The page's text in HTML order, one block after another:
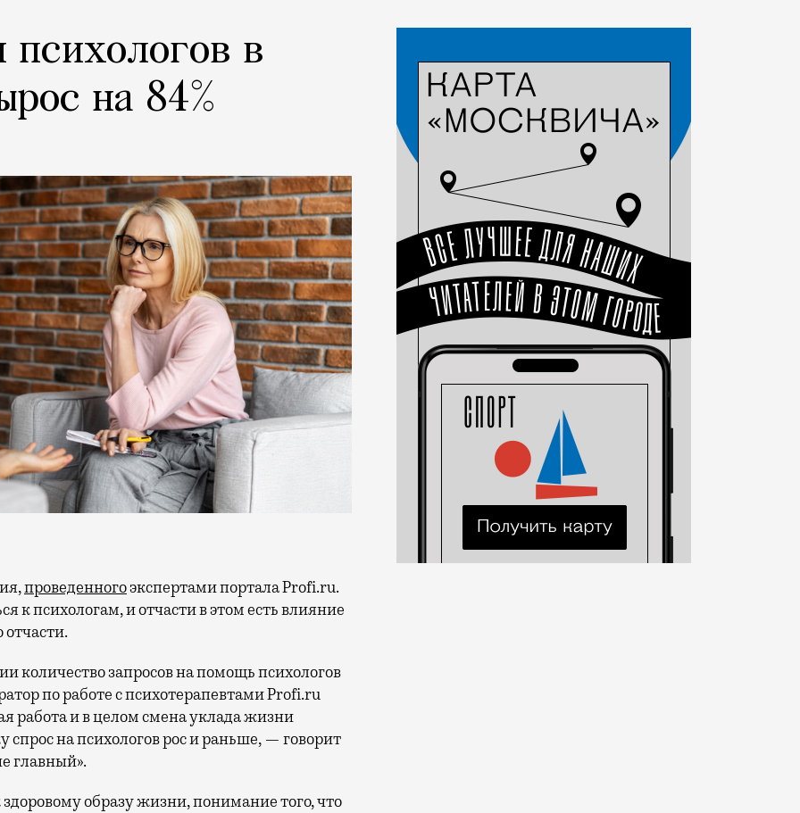
психологов в
на 84%
проведенногоэкспертами портала Profi.ru.
к психологам, и отчасти в этом есть влияние
количество запросов на помощь психологов
по работе с психотерапевтами Profi.ru
работа и в целом смена уклада жизни
спрос на психологов рос и раньше, — говорит
главный».
образу жизни, понимание того, что